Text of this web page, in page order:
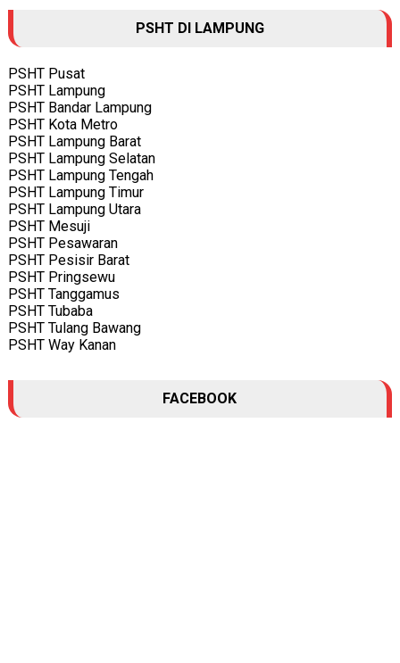
PSHT DI LAMPUNG
PSHT Pusat
PSHT Lampung
PSHT Bandar Lampung
PSHT Kota Metro
PSHT Lampung Barat
PSHT Lampung Selatan
PSHT Lampung Tengah
PSHT Lampung Timur
PSHT Lampung Utara
PSHT Mesuji
PSHT Pesawaran
PSHT Pesisir Barat
PSHT Pringsewu
PSHT Tanggamus
PSHT Tubaba
PSHT Tulang Bawang
PSHT Way Kanan
FACEBOOK